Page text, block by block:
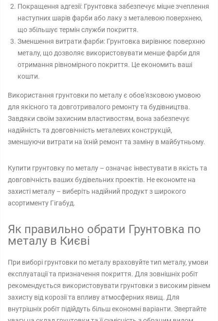
Покращення адгезії: Грунтовка забезпечує міцне зчеплення
наступних шарів фарби або лаку з металевою поверхнею,
що збільшує термін служби покриття.
Зменшення витрати фарби: Грунтовка вирівнює поверхню
металу, що дозволяє використовувати менше фарби для
отримання рівномірного покриття. Це економить ваші
кошти.
Використання грунтовки по металу є обов'язковою умовою
для якісного та довготривалого ремонту та будівництва.
Завдяки своїм захисним властивостям, вона забезпечує
надійність та довговічність металевих конструкцій,
зменшуючи витрати на їхній ремонт та заміну в майбутньому.
Купити грунтовку по металу – означає інвестувати в якість та
довговічність ваших будівельних проектів. Не економте на
захисті металу – виберіть надійний продукт з широкого
асортименту Гігабуд.
Як правильно обрати Грунтовка по
металу в Києві
При виборі грунтовки по металу враховуйте тип металу, умови
експлуатації та призначення покриття. Для зовнішніх робіт
рекомендується використовувати грунтовки з високим рівнем
захисту від корозії та впливу атмосферних явищ. Для
внутрішніх робіт підійдуть більш економні варіанти. Звертайте